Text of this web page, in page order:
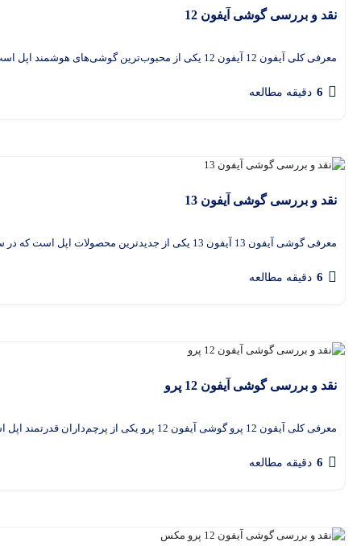
نقد و بررسی گوشی آیفون 12
معرفی کلی آیفون 12 آیفون 12 یکی از محبوب‌ترین گوشی‌های هوشمند اپل است که در سال 2020 معرفی شد. این
6 دقیقه مطالعه
نقد و بررسی گوشی آیفون 13
معرفی گوشی آیفون 13 آیفون 13 یکی از جدیدترین محصولات اپل است که در سال 2021 معرفی شد. این گوشی
6 دقیقه مطالعه
نقد و بررسی گوشی آیفون 12 پرو
معرفی کلی آیفون 12 پرو گوشی آیفون 12 پرو یکی از پرچم‌داران قدرتمند اپل است که در سال 2020 معرفی
6 دقیقه مطالعه